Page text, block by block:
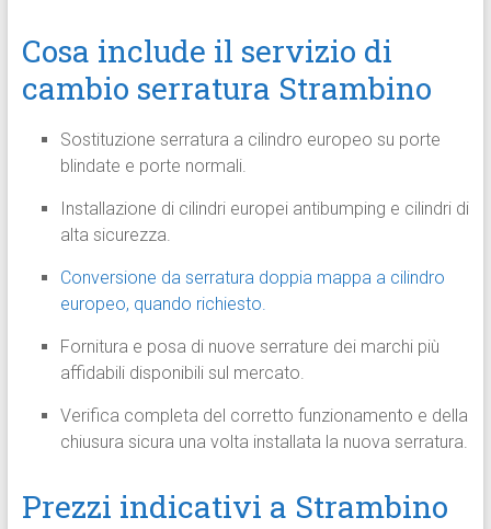
Cosa include il servizio di
cambio serratura Strambino
Sostituzione serratura a cilindro europeo su porte
blindate e porte normali.
Installazione di cilindri europei antibumping e cilindri di
alta sicurezza.
Conversione da serratura doppia mappa a cilindro
europeo, quando richiesto.
Fornitura e posa di nuove serrature dei marchi più
affidabili disponibili sul mercato.
Verifica completa del corretto funzionamento e della
chiusura sicura una volta installata la nuova serratura.
Prezzi indicativi a Strambino